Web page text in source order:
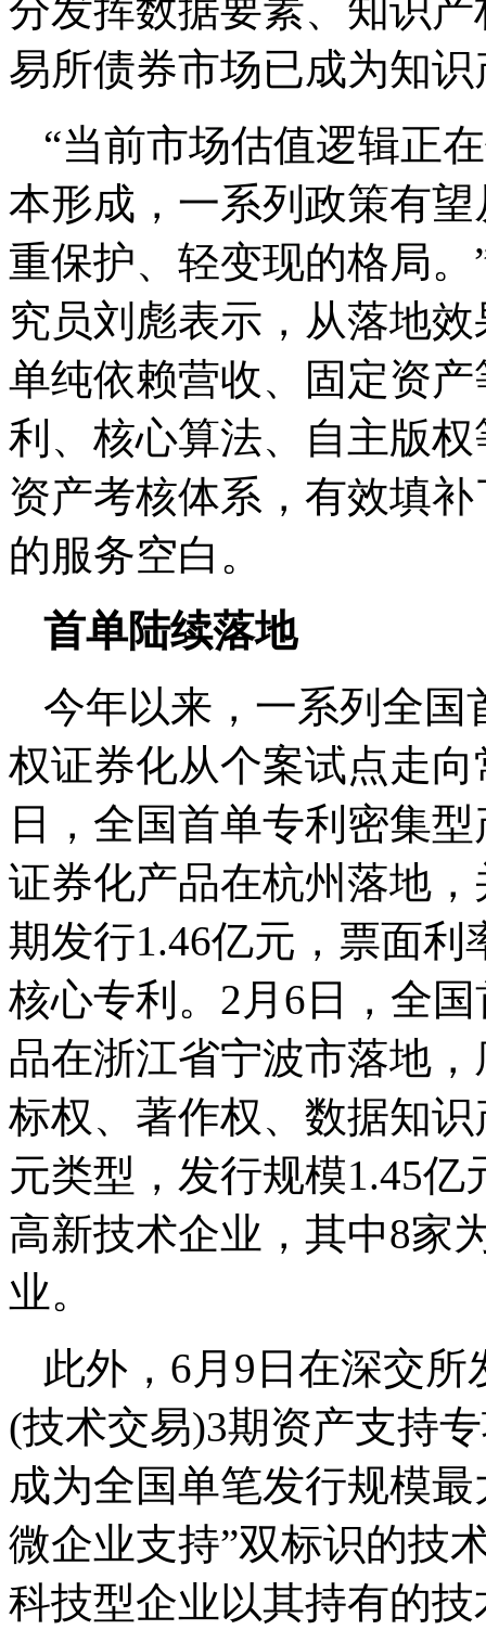
分发挥数据要素、知识
易所债券市场已成为知
“当前市场估值逻辑正
本形成，一系列政策有
重保护、轻变现的格局
究员刘彪表示，从落地
单纯依赖营收、固定资
利、核心算法、自主版
资产考核体系，有效填
的服务空白。
首单陆续落地
今年以来，一系列全国
权证券化从个案试点走
日，全国首单专利密集
证券化产品在杭州落地
期发行1.46亿元，票面利
核心专利。2月6日，全
品在浙江省宁波市落地
标权、著作权、数据知
元类型，发行规模1.45亿
高新技术企业，其中8家
业。
此外，6月9日在深交
(技术交易)3期资产支持
成为全国单笔发行规模
微企业支持”双标识的技
科技型企业以其持有的